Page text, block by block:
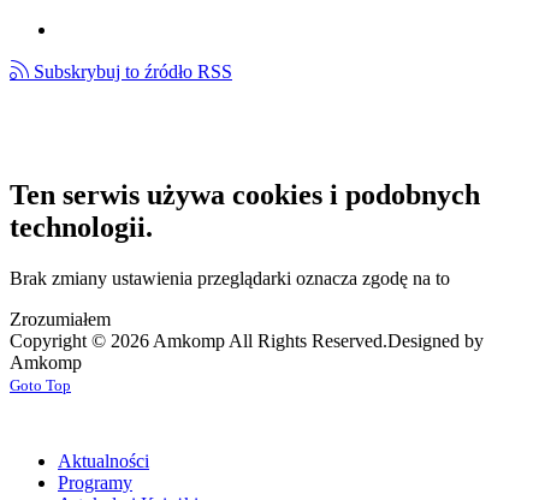
Subskrybuj to źródło RSS
Ten serwis używa cookies i podobnych
technologii.
Brak zmiany ustawienia przeglądarki oznacza zgodę na to
Zrozumiałem
Copyright © 2026 Amkomp All Rights Reserved.Designed by
Amkomp
Goto Top
Aktualności
Programy